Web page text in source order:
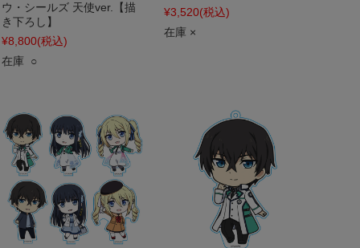
ウ・シールズ 天使ver.【描
き下ろし】
¥8,800(税込)
在庫 ○
¥3,520(税込)
在庫 ×